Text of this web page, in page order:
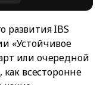
развития IBS
«Устойчивое
или очередной
как всесторонне